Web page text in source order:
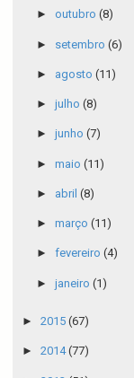
► outubro (8)
► setembro (6)
► agosto (11)
► julho (8)
► junho (7)
► maio (11)
► abril (8)
► março (11)
► fevereiro (4)
► janeiro (1)
► 2015 (67)
► 2014(77)